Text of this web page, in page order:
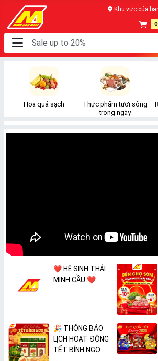
Khu vực của
0
Hoa quả sạch
Thực phẩm tươi sống
trong ngày
❤️ HỆ SINH THÁI
MINH CẦU ❤️
🎉 THÔNG BÁO
LỊCH HOẠT ĐỘNG
TẾT BÍNH NGỌ